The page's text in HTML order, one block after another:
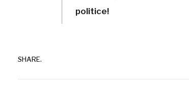
politice!
SHARE.